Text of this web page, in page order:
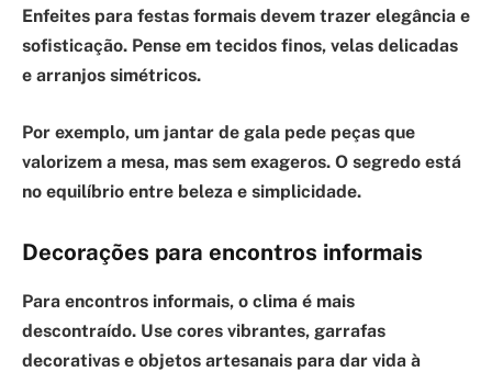
Enfeites para festas formais devem trazer elegância e
sofisticação. Pense em tecidos finos, velas delicadas
e arranjos simétricos.
Por exemplo, um jantar de gala pede peças que
valorizem a mesa, mas sem exageros. O segredo está
no equilíbrio entre beleza e simplicidade.
Decorações para encontros informais
Para encontros informais, o clima é mais
descontraído. Use cores vibrantes, garrafas
decorativas e objetos artesanais para dar vida à